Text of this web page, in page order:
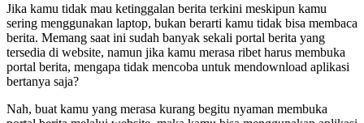
Jika kamu tidak mau ketinggalan berita terkini meskipun kamu
sering menggunakan laptop, bukan berarti kamu tidak bisa membaca
berita. Memang saat ini sudah banyak sekali portal berita yang
tersedia di website, namun jika kamu merasa ribet harus membuka
portal berita, mengapa tidak mencoba untuk mendownload aplikasi
bertanya saja?
Nah, buat kamu yang merasa kurang begitu nyaman membuka